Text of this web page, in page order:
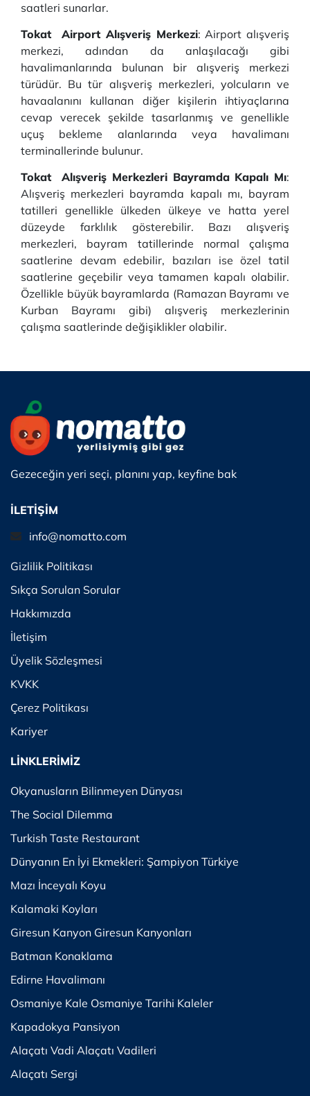
saatleri sunarlar.
Tokat Airport Alışveriş Merkezi: Airport alışveriş
merkezi, adından da anlaşılacağı gibi
havalimanlarında bulunan bir alışveriş merkezi
türüdür. Bu tür alışveriş merkezleri, yolcuların ve
havaalanını kullanan diğer kişilerin ihtiyaçlarına
cevap verecek şekilde tasarlanmış ve genellikle
uçuş bekleme alanlarında veya havalimanı
terminallerinde bulunur.
Tokat Alışveriş Merkezleri Bayramda Kapalı Mı:
Alışveriş merkezleri bayramda kapalı mı, bayram
tatilleri genellikle ülkeden ülkeye ve hatta yerel
düzeyde farklılık gösterebilir. Bazı alışveriş
merkezleri, bayram tatillerinde normal çalışma
saatlerine devam edebilir, bazıları ise özel tatil
saatlerine geçebilir veya tamamen kapalı olabilir.
Özellikle büyük bayramlarda (Ramazan Bayramı ve
Kurban Bayramı gibi) alışveriş merkezlerinin
çalışma saatlerinde değişiklikler olabilir.
Gezeceğin yeri seçi, planını yap, keyfine bak
İLETİŞİM
info@nomatto.com
Gizlilik Politikası
Sıkça Sorulan Sorular
Hakkımızda
İletişim
Üyelik Sözleşmesi
KVKK
Çerez Politikası
Kariyer
LİNKLERİMİZ
Okyanusların Bilinmeyen Dünyası
The Social Dilemma
Turkish Taste Restaurant
Dünyanın En İyi Ekmekleri: Şampiyon Türkiye
Mazı İnceyalı Koyu
Kalamaki Koyları
Giresun Kanyon Giresun Kanyonları
Batman Konaklama
Edirne Havalimanı
Osmaniye Kale Osmaniye Tarihi Kaleler
Kapadokya Pansiyon
Alaçatı Vadi Alaçatı Vadileri
Alaçatı Sergi